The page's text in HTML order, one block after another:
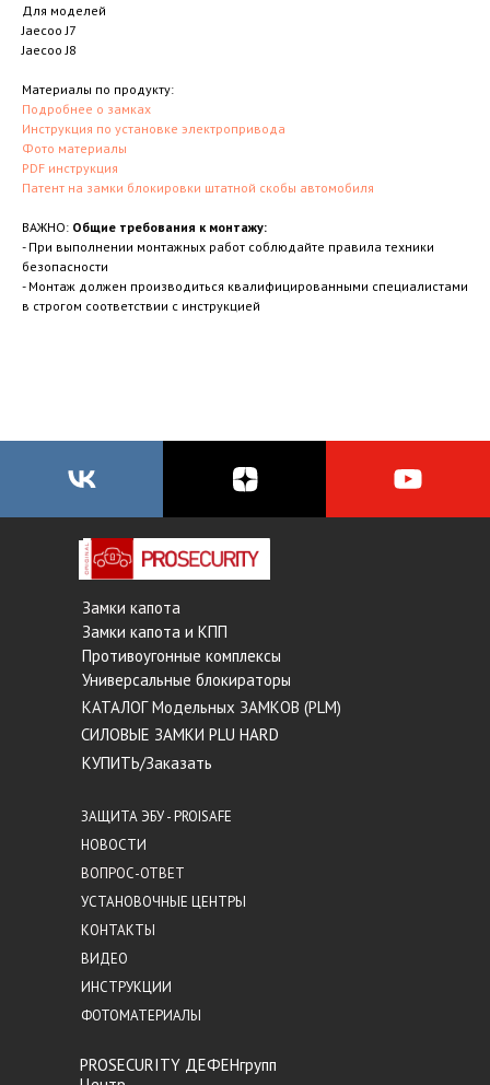
Для моделей
Jaecoo J7
Jaecoo J8
Материалы по продукту:
Подробнее о замках
Инструкция по установке электропривода
Фото материалы
PDF инструкция
Патент на замки блокировки штатной скобы автомобиля
ВАЖНО: Общие требования к монтажу:
- При выполнении монтажных работ соблюдайте правила техники
безопасности
- Монтаж должен производиться квалифицированными специалистами
в строгом соответствии с инструкцией
Замки капота
Замки капота и КПП
Противоугонные комплексы
Универсальные блокираторы
КАТАЛОГ Модельных ЗАМКОВ (PLM)
СИЛОВЫЕ ЗАМКИ PLU HARD
ЗАЩИТА ЭБУ - PROISAFE
НОВОСТИ
ВОПРОС-ОТВЕТ
УСТАНОВОЧНЫЕ ЦЕНТРЫ
КОНТАКТЫ
ВИДЕО
ИНСТРУКЦИИ
ФОТОМАТЕРИАЛЫ
PROSECURITY ДЕФЕНгрупп
КУПИТЬ/Заказать